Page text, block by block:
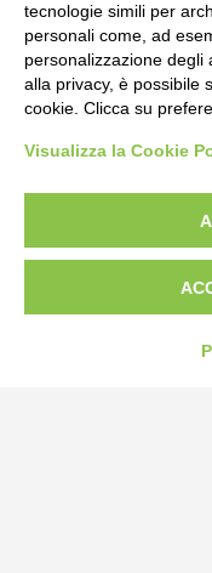
Bogliano Srl
Borgo San Martino
Tel:0172-478161
Fax: 0172-487399
tecnologie simili per
personali come, ad
personalizzazione degli
alla privacy, è possibile
cookie. Clicca su
Visualizza la Cookie